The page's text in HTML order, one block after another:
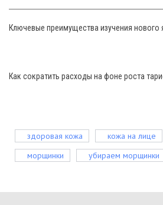
Ключевые преимущества изучения
Как сократить расходы на фоне роста
здоровая кожа кожа на лице
морщинки
убираем морщинки